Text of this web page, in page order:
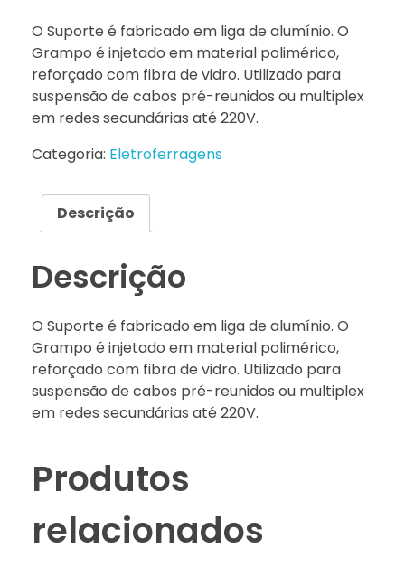
O Suporte é fabricado em liga de alumínio. O
Grampo é injetado em material polimérico,
reforçado com fibra de vidro. Utilizado para
suspensão de cabos pré-reunidos ou multiplex
em redes secundárias até 220V.
Categoria: Eletroferragens
Descrição
Descrição
O Suporte é fabricado em liga de alumínio. O
Grampo é injetado em material polimérico,
reforçado com fibra de vidro. Utilizado para
suspensão de cabos pré-reunidos ou multiplex
em redes secundárias até 220V.
Produtos
relacionados